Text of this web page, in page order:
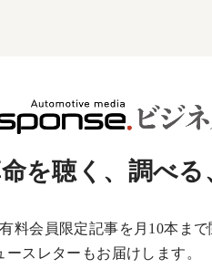
を聴く、調べる
料会員限定記事を月10本まで
ースレターもお届けします。